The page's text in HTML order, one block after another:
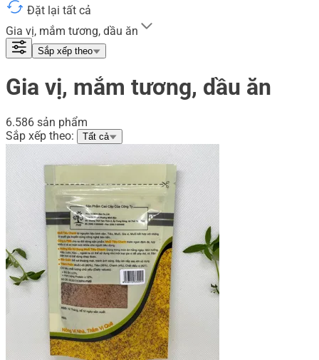
Đặt lại tất cả
Gia vị, mắm tương, dầu ăn
Sắp xếp theo
Gia vị, mắm tương, dầu ăn
6.586 sản phẩm
Sắp xếp theo:
Tất cả